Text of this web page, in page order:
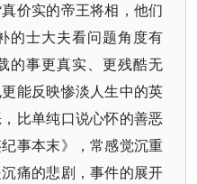
价实的帝王将相，他们
的士大夫看问题角度有
的事更真实、更残酷无
能反映惨淡人生中的英
比单纯口说心怀的善恶
事本末》，常感觉沉重
痛的悲剧，事件的展开